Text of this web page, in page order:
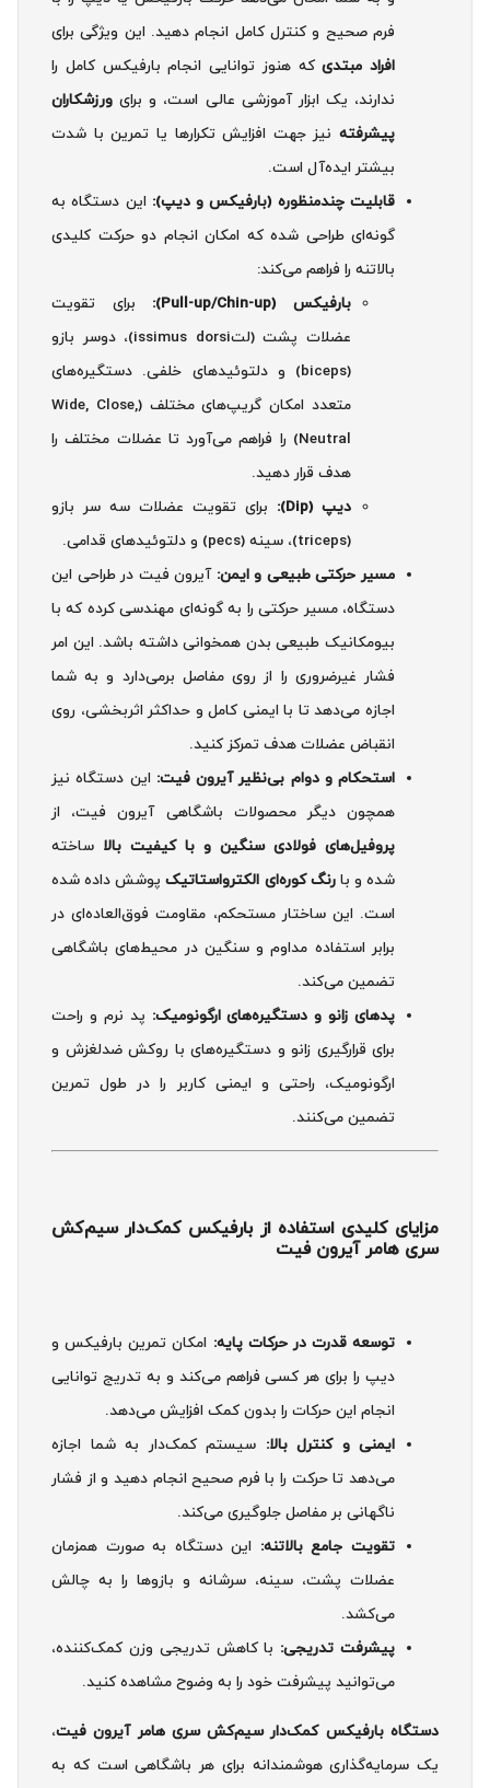
فرم صحیح و کنترل کامل انجام دهید. این ویژگی برای
افراد مبتدیکه هنوز توانایی انجام بارفیکس کامل را
ندارند، یک ابزار آموزشی عالی است، و برای ورزشکاران
پیشرفته نیز جهت افزایش تکرارها یا تمرین با شدت
بیشتر ایده‌آل است.
قابلیت چندمنظوره (بارفیکس و دیپ): این دستگاه به
گونه‌ای طراحی شده که امکان انجام دو حرکت کلیدی
بالاتنه را فراهم می‌کند:
بارفیکس (Pull-up/Chin-up):
برای تقویت
عضلات پشت (لتissimus dorsi)، دوسر بازو
(biceps) و دلتوئیدهای خلفی. دستگیره‌های
متعدد امکان گریپ‌های مختلف (Wide, Close,
Neutral) را فراهم می‌آورد تا عضلات مختلف را
هدف قرار دهید.
دیپ (Dip):
برای تقویت عضلات سه سر بازو
(triceps)، سینه (pecs) و دلتوئیدهای قدامی.
مسیر حرکتی طبیعی و ایمن: آیرون فیت در طراحی این
دستگاه، مسیر حرکتی را به گونه‌ای مهندسی کرده که با
بیومکانیک طبیعی بدن همخوانی داشته باشد. این امر
فشار غیرضروری را از روی مفاصل برمی‌دارد و به شما
اجازه می‌دهد تا با ایمنی کامل و حداکثر اثربخشی، روی
انقباض عضلات هدف تمرکز کنید.
استحکام و دوام بی‌نظیر آیرون فیت: این دستگاه نیز
همچون دیگر محصولات باشگاهی آیرون فیت، از
پروفیل‌های فولادی سنگین و با کیفیت بالا ساخته
شده و بارنگ کوره‌ای الکترواستاتیکپوشش داده شده
است. این ساختار مستحکم، مقاومت فوق‌العاده‌ای در
برابر استفاده مداوم و سنگین در محیط‌های باشگاهی
تضمین می‌کند.
پدهای زانو و دستگیره‌های ارگونومیک: پد نرم و راحت
برای قرارگیری زانو و دستگیره‌های با روکش ضدلغزش و
ارگونومیک، راحتی و ایمنی کاربر را در طول تمرین
تضمین می‌کنند.
مزایای کلیدی استفاده از بارفیکس کمک‌دار سیم‌کش
سری هامر آیرون فیت
توسعه قدرت در حرکات پایه: امکان تمرین بارفیکس و
دیپ را برای هر کسی فراهم می‌کند و به تدریج توانایی
انجام این حرکات را بدون کمک افزایش می‌دهد.
ایمنی و کنترل بالا: سیستم کمک‌دار به شما اجازه
می‌دهد تا حرکت را با فرم صحیح انجام دهید و از فشار
ناگهانی بر مفاصل جلوگیری می‌کند.
تقویت جامع بالاتنه: این دستگاه به صورت همزمان
عضلات پشت، سینه، سرشانه و بازوها را به چالش
می‌کشد.
پیشرفت تدریجی: با کاهش تدریجی وزن کمک‌کننده،
می‌توانید پیشرفت خود را به وضوح مشاهده کنید.
دستگاه بارفیکس کمک‌دار سیم‌کش سری هامر آیرون فیت،
یک سرمایه‌گذاری هوشمندانه برای هر باشگاهی است که به